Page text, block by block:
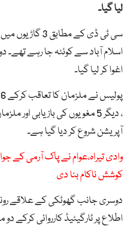
لیا گیا۔
سی ٹی ڈی کے
اسلام آباد سے کوئٹہ جا رہے
اغوا کر لیا گیا۔
، دیگر 5 مغویوں کی بازیابی
آپریشن شروع کر دیا گیا ہے۔
وادی تیراہ،عوام نے پاک آرمی کے
کوشش ناکام بنا دی
دوسری جانب گھوٹکی کے علاقے
اطلاع پر ٹارگیٹیڈ کارروائی کرکے